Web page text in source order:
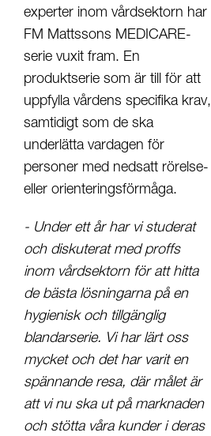
experter inom vårdsektorn har
FM Mattssons MEDICARE-
serie vuxit fram. En
produktserie som är till för att
uppfylla vårdens specifika krav,
samtidigt som de ska
underlätta vardagen för
personer med nedsatt rörelse-
eller orienteringsförmåga.
- Under ett år har vi studerat
och diskuterat med proffs
inom vårdsektorn för att hitta
de bästa lösningarna på en
hygienisk och tillgänglig
blandarserie. Vi har lärt oss
mycket och det har varit en
spännande resa, där målet är
att vi nu ska ut på marknaden
och stötta våra kunder i deras